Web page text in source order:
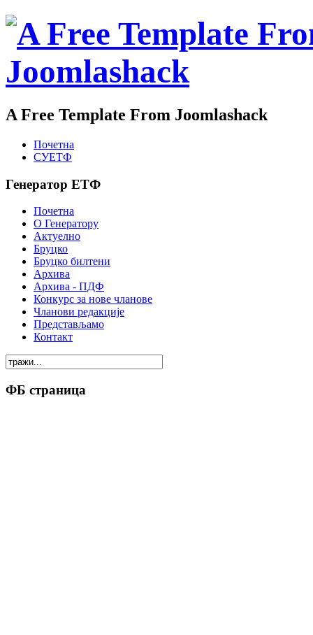
A Free Template From Joomlashack
Почетна
СУЕТФ
Генератор ЕТФ
Почетна
О Генератору
Актуелно
Бруцко
Бруцко билтени
Архива
Архива - ПДФ
Конкурс за нове чланове
Чланови редакције
Представљамо
Контакт
ФБ страница